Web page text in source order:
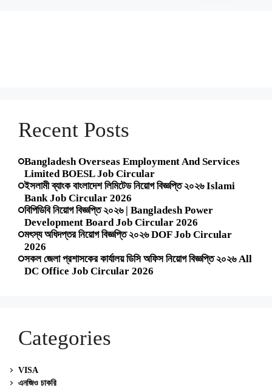
Recent Posts
Bangladesh Overseas Employment And Services
Limited BOESL Job Circular
ইসলামী ব্যাংক বাংলাদেশ লিমিটেড নিয়োগ বিজ্ঞপ্তি ২০২৬ Islami
Bank Job Circular 2026
বিপিডিবি নিয়োগ বিজ্ঞপ্তি ২০২৬ | Bangladesh Power
Development Board Job Circular 2026
মৎস্য অধিদপ্তর নিয়োগ বিজ্ঞপ্তি ২০২৬ DOF Job Circular
2026
সকল জেলা প্রশাসকের কার্যালয় ডিসি অফিস নিয়োগ বিজ্ঞপ্তি ২০২৬ All
DC Office Job Circular 2026
Categories
VISA
এনজিও চাকরি